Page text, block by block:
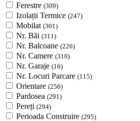
Ferestre (309)
Izolații Termice (247)
Mobilat (301)
Nr. Băi (311)
Nr. Balcoane (226)
Nr. Camere (310)
Nr. Garaje (16)
Nr. Locuri Parcare (115)
Orientare (256)
Pardosea (291)
Pereți (294)
Perioada Construire (295)